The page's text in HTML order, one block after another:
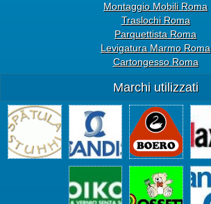
Montaggio Mobili Roma
Traslochi Roma
Parquettista Roma
Levigatura Marmo Roma
Cartongesso Roma
Marchi utilizzati